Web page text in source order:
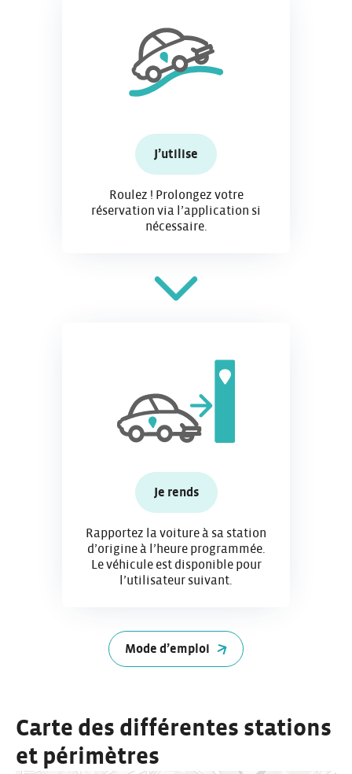
J’utilise
Roulez ! Prolongez votre
réservation via l’application si
nécessaire.
Je rends
Rapportez la voiture à sa station
d’origine à l’heure programmée.
Le véhicule est disponible pour
l’utilisateur suivant.
Mode d’emploi
Carte des différentes stations
et périmètres